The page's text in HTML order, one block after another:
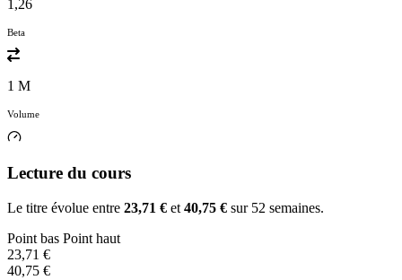
1,26
Beta
1 M
Volume
Lecture du cours
Le titre évolue entre 23,71 € et 40,75 € sur 52 semaines.
Point bas Point haut
23,71 €
40,75 €